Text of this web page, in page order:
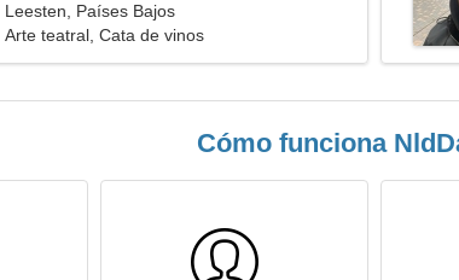
Leesten, Países Bajos
Arte teatral, Cata de vinos
Cómo funciona